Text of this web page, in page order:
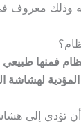
وذلك معروف
فمنها
المؤدية لهشاشة
تؤدي إلى